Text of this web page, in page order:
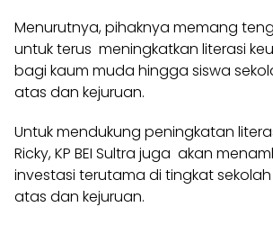
Menurutnya, pihaknya memang
untuk terus meningkatkan literasi
bagi kaum muda hingga siswa
atas dan kejuruan.
Untuk mendukung peningkatan
Ricky, KP BEI Sultra juga akan
investasi terutama di tingkat
atas dan kejuruan.